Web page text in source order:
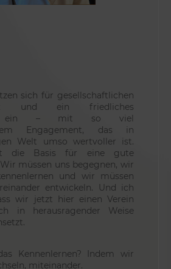
sich für gesellschaftlichen
und ein friedliches
ein – mit so viel
Engagement, das in
Welt umso wertvoller ist.
die Basis für eine gute
müssen uns begegnen, wir
und wir müssen
entwickeln. Und ich
wir jetzt hier einen Verein
in herausragender Weise
Kennenlernen? Indem wir
miteinander.